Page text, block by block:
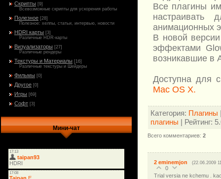
Скрипты [9]
Всевозможные скрипты для ускорения работы
Полезное [28]
Полезное: хелпы, статьи, интервью, новости
HDRI карты [3]
Различные HDR-карты
Визуализаторы [27]
Различные рендеры
Текстуры и Материалы [16]
Различные текстуры и Шейдеры
Фильмы [0]
Другое [0]
Игры [69]
Софт [3]
Мини-чат
Все плагины
настраивать
анимационных
В новой
эффектами
возникавшие в
Доступна для
Mac OS X.
Категория: Плагины
плагины | Рейтинг:
Всего комментариев: 2
2 eminemjon (22.06.2009
0
Trial versia ne kchemu .